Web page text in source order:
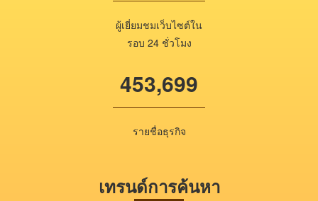
ผู้เยี่ยมชมเว็บไซต์ใน
รอบ 24 ชั่วโมง
453,699
รายชื่อธุรกิจ
เทรนด์การค้นหา